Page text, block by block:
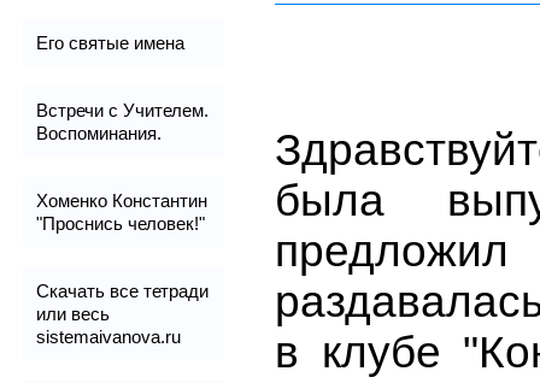
Его святые имена
Встречи с Учителем.
Воспоминания.
Хоменко Константин
"Проснись человек!"
Скачать все тетради
или весь
sistemaivanova.ru
была
в клубе